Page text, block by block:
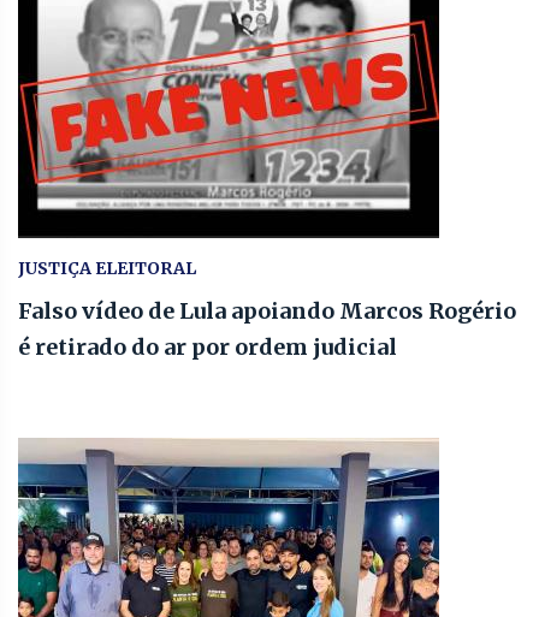
JUSTIÇA ELEITORAL
Falso vídeo de Lula apoiando Marcos Rogério
é retirado do ar por ordem judicial